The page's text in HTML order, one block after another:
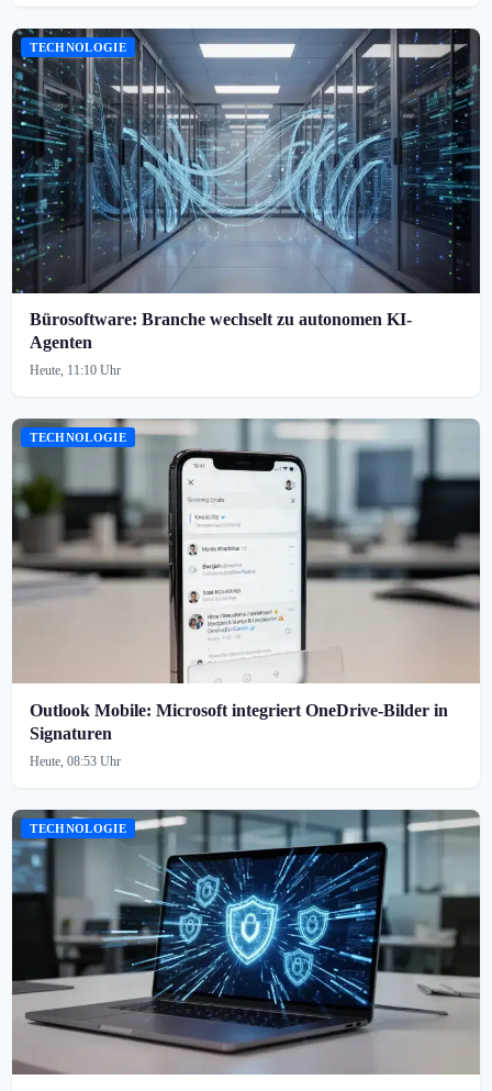
TECHNOLOGIE
Bürosoftware: Branche wechselt zu autonomen KI-
Agenten
Heute, 11:10 Uhr
TECHNOLOGIE
Outlook Mobile: Microsoft integriert OneDrive-Bilder in
Signaturen
Heute, 08:53 Uhr
TECHNOLOGIE